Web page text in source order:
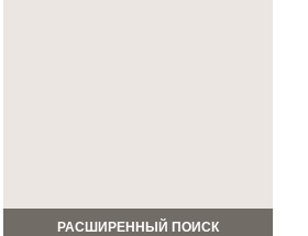
РАСШИРЕННЫЙ ПОИСК